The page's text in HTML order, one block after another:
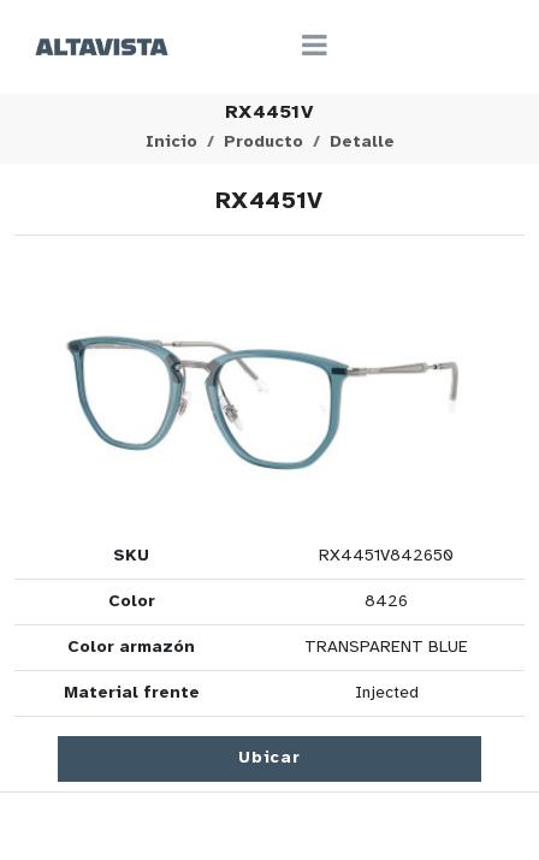
RX4451V
Inicio Producto Detalle
RX4451V
SKU RX4451V842650
Color 8426
Color armazón TRANSPARENT BLUE
Material frente Injected
Ubicar